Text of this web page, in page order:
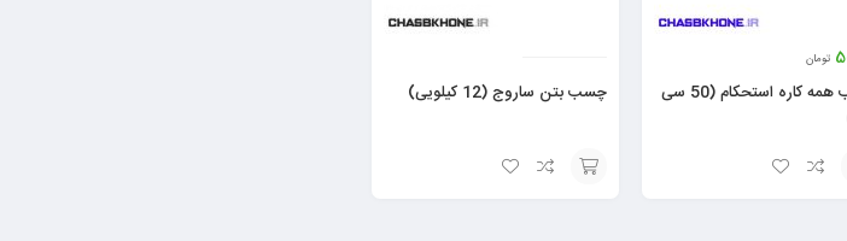
تومان
چسب همه کاره استحکام (50 سی
چسب بتن ساروج (12 کیلویی)